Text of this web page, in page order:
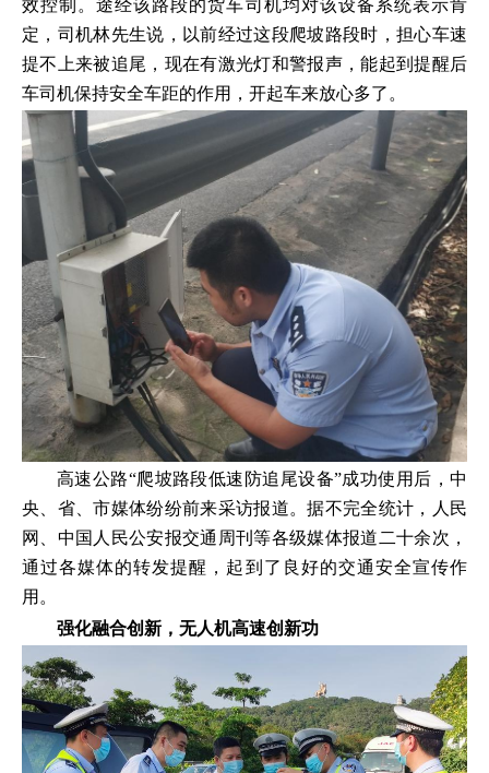
效控制。途经该路段的货车司机均对该设备系统表示肯
定，司机林先生说，以前经过这段爬坡路段时，担心车速
提不上来被追尾，现在有激光灯和警报声，能起到提醒后
车司机保持安全车距的作用，开起车来放心多了。
高速公路“爬坡路段低速防追尾设备”成功使用后，中
央、省、市媒体纷纷前来采访报道。据不完全统计，人民
网、中国人民公安报交通周刊等各级媒体报道二十余次，
通过各媒体的转发提醒，起到了良好的交通安全宣传作
用。
强化融合创新，无人机高速创新功